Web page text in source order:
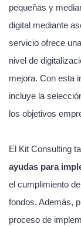
pequeñas y
digital mediante
servicio ofrece
nivel de
mejora. Con esta
incluye la
los objetivos
El Kit Consulting
ayudas para
el cumplimiento
fondos. Además,
proceso de